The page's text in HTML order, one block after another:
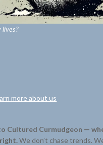
lives?
more about us
Cultured Curmudgeon —
We don’t chase trends.